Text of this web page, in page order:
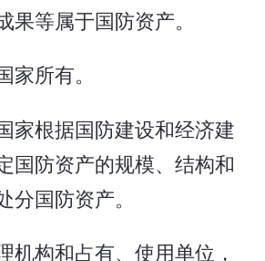
果等属于国防资产。
所有。
根据国防建设和经济建
国防资产的规模、结构和
国防资产。
机构和占有、使用单位，